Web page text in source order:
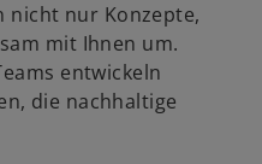
nicht nur Konzepte,
mit Ihnen um.
entwickeln
die nachhaltige